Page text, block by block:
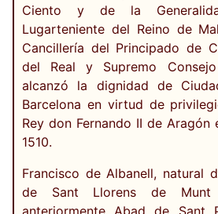
Ciento y de la
Lugarteniente del Reino de
Cancillería del Principado de
del Real y Supremo
alcanzó la dignidad de
Barcelona en virtud de
Rey don Fernando II de
1510.
Francisco de Albanell, natural
de Sant Llorens de Munt
anteriormente Abad de Sant